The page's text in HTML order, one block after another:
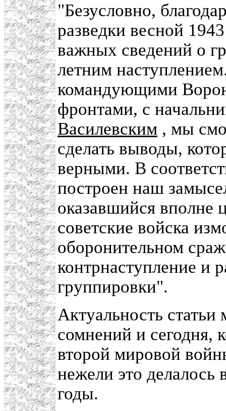
"Безусловно,
разведки весной
важных сведений о
летним
командующими
фронтами, с
Василевским , мы
сделать выводы,
верными. В
построен наш
оказавшийся вполне
советские войска
оборонительном
контрнаступление и
группировки".
Актуальность
сомнений и сегодня,
второй мировой
нежели это делалось
годы.